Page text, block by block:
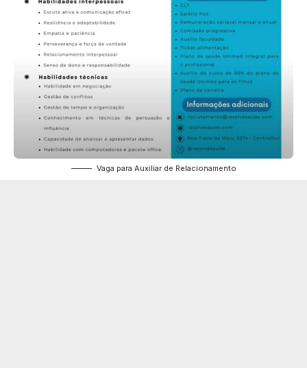
Vaga para Auxiliar de Relacionamento